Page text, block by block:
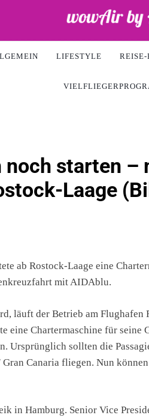
Air LIFESTYLE REISE-
noch starten –
Laage
ab Rostock-Laage eine
mit AIDAblu.
läuft der Betrieb am Flughafen
eine Chartermaschine für seine
Ursprünglich sollten die
Canaria fliegen. Nun
in Hamburg. Senior Vice